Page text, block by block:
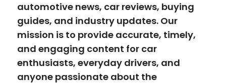
automotive news, car reviews, buying
guides, and industry updates. Our
mission is to provide accurate, timely,
and engaging content for car
enthusiasts, everyday drivers, and
anyone passionate about the